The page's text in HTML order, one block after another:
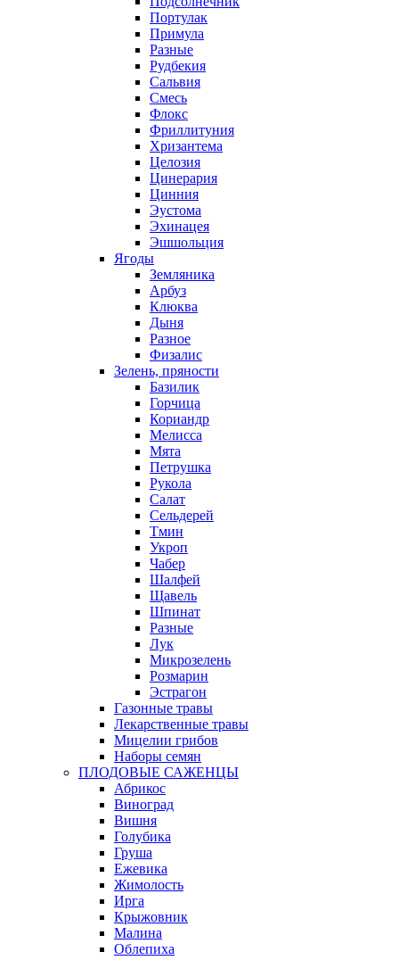
Портулак
Примула
Разные
Рудбекия
Сальвия
Смесь
Флокс
Фриллитуния
Хризантема
Целозия
Цинерария
Цинния
Эустома
Эхинацея
Эшшольция
Ягоды
Земляника
Арбуз
Клюква
Дыня
Разное
Физалис
Зелень, пряности
Базилик
Горчица
Кориандр
Мелисса
Мята
Петрушка
Рукола
Салат
Сельдерей
Тмин
Укроп
Чабер
Шалфей
Щавель
Шпинат
Разные
Лук
Микрозелень
Розмарин
Эстрагон
Газонные травы
Лекарственные травы
Мицелии грибов
Наборы семян
ПЛОДОВЫЕ САЖЕНЦЫ
Абрикос
Виноград
Вишня
Голубика
Груша
Ежевика
Жимолость
Ирга
Крыжовник
Малина
Облепиха